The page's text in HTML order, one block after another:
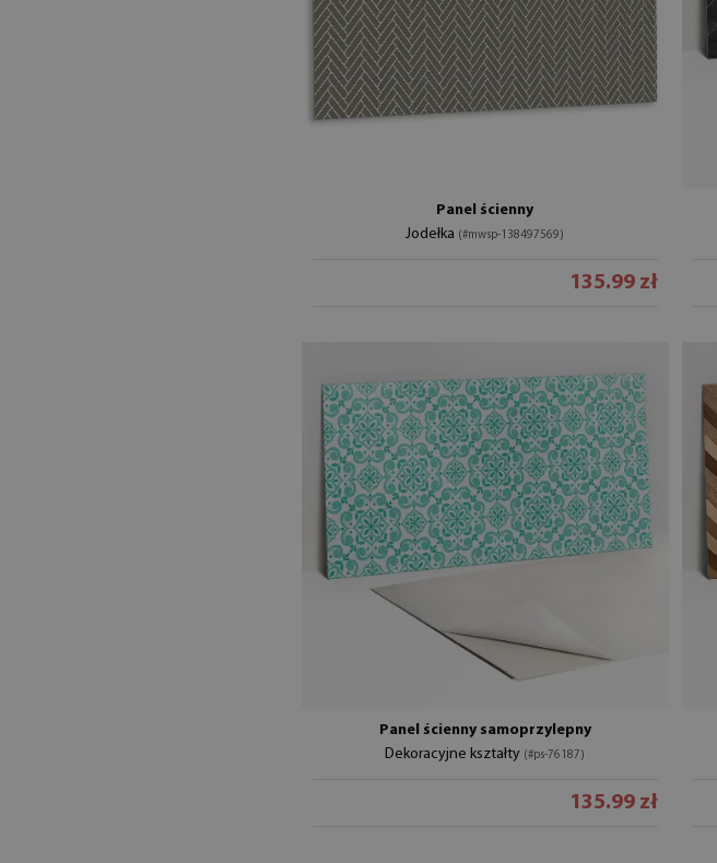
Panel ścienny
Jodełka (#mwsp-138497569)
135.99 zł
Panel ścienny samoprzylepny
Dekoracyjne kształty (#ps-76187)
135.99 zł